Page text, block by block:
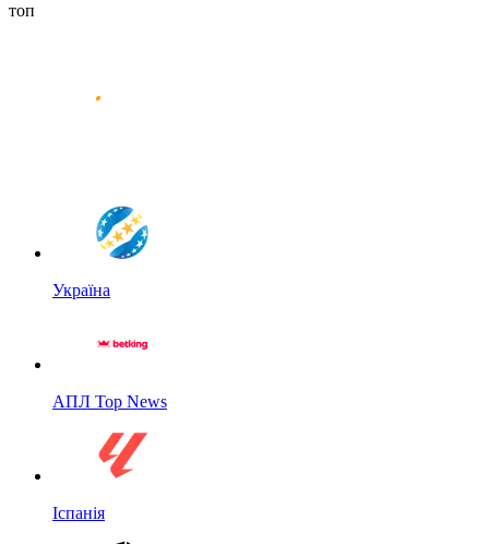
топ
Україна
АПЛ Top News
Іспанія